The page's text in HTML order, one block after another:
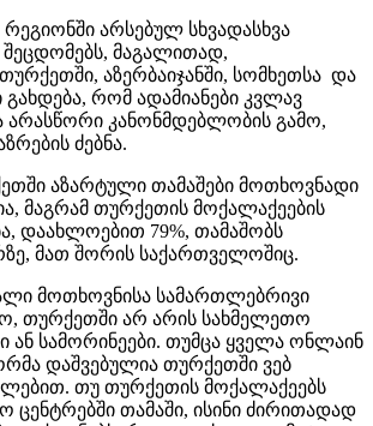
არსებულ სხვადასხვა
მაგალითად,
აზერბაიჯანში, სომხეთსა და
გახდება, რომ ადამიანები კვლავ
არასწორი კანონმდებლობის გამო,
ძებნა.
აზარტული თამაშები მოთხოვნადი
მაგრამ თურქეთის მოქალაქეების
დაახლოებით 79%, თამაშობს
მათ შორის საქართველოშიც.
მოთხოვნისა სამართლებრივი
თურქეთში არ არის სახმელეთო
ან სამორინეები. თუმცა ყველა ონლაინ
დაშვებულია თურქეთში ვებ
თუ თურქეთის მოქალაქეებს
თამაში, ისინი ძირითადად